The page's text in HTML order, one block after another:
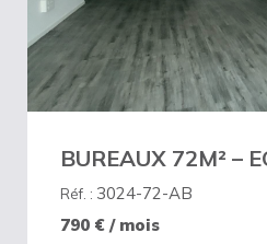
BUREAUX 72M² –
Réf. : 3024-72-AB
790 € / mois